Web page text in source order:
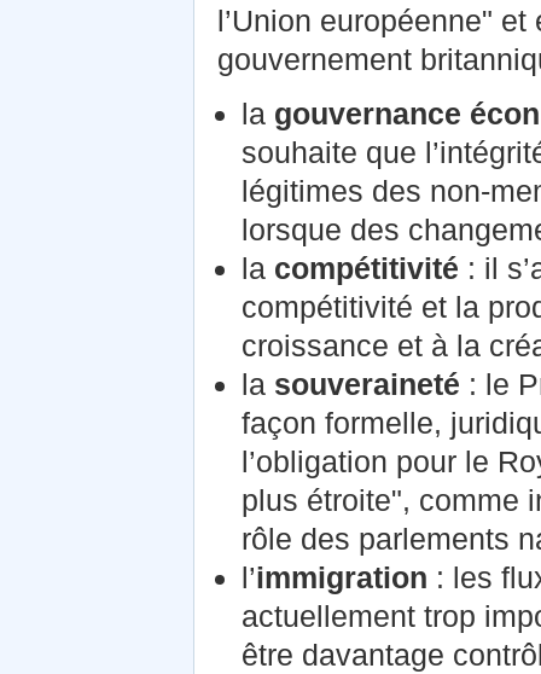
l’Union européenne"
gouvernement
la gouvernance
souhaite que
légitimes des non-
lorsque des
la compétitivité : il
compétitivité et la
croissance et à la
la souveraineté : le
façon formelle,
l’obligation pour le
plus étroite", comme
rôle des parlements
l’immigration : les
actuellement trop
être davantage